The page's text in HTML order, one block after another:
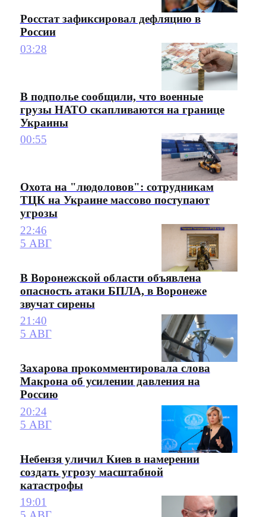
Росстат зафиксировал дефляцию в
России
03:28
В подполье сообщили, что военные
грузы НАТО скапливаются на границе
Украины
00:55
Охота на "людоловов": сотрудникам
ТЦК на Украине массово поступают
угрозы
22:46
5 АВГ
В Воронежской области объявлена
опасность атаки БПЛА, в Воронеже
звучат сирены
21:40
5 АВГ
Захарова прокомментировала слова
Макрона об усилении давления на
Россию
20:24
5 АВГ
Небензя уличил Киев в намерении
создать угрозу масштабной
катастрофы
19:01